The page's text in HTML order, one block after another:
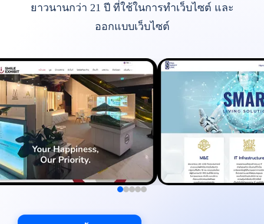
ยาวนานกว่า 21 ปี ที่ใช้ในการทำเว็บไซต์ และ
ออกแบบเว็บไซต์